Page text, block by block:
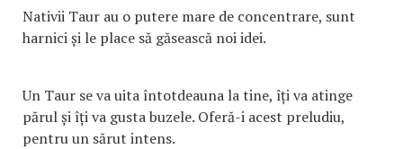
Nativii Taur au o putere mare de concentrare, sunt
harnici și le place să găsească noi idei.
Un Taur se va uita întotdeauna la tine, îți va atinge
părul și îți va gusta buzele. Oferă-i acest preludiu,
pentru un sărut intens.